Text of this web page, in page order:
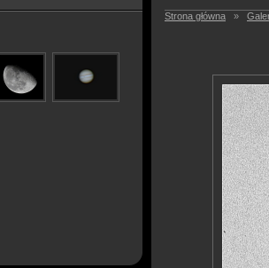
Strona główna »